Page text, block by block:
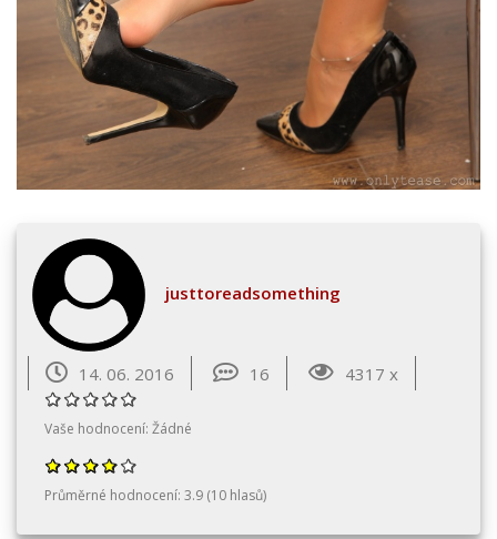
justtoreadsomething
14. 06. 2016 16 4317 x
Vaše hodnocení: Žádné
Průměrné hodnocení: 3.9 (10 hlasů)